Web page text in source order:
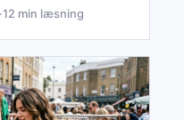
·12 min læsning